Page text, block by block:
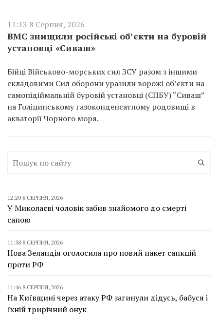
11:13 8 Серпня, 2026
ВМС знищили російські об’єкти на буровій
установці «Сиваш»
Бійці Військово-морських сил ЗСУ разом з іншими
складовими Сил оборони уразили ворожі об’єкти на
самопідіймальній буровій установці (СПБУ) “Сиваш”
на Голіцинському газоконденсатному родовищі в
акваторії Чорного моря.
12:20 8 СЕРПНЯ, 2026
У Миколаєві чоловік забив знайомого до смерті
сапою
11:58 8 СЕРПНЯ, 2026
Нова Зеландія оголосила про новий пакет санкцій
проти РФ
11:46 8 СЕРПНЯ, 2026
На Київщині через атаку РФ загинули дідусь, бабуся і
їхній трирічний онук